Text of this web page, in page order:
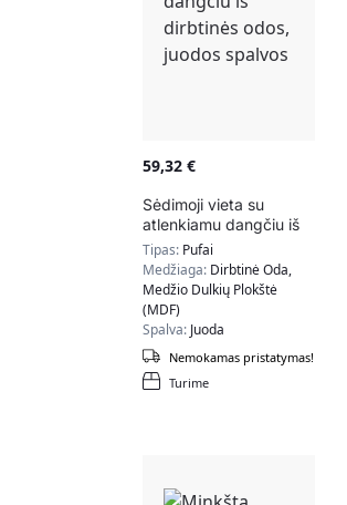
59,32 €
Sėdimoji vieta su
atlenkiamu dangčiu iš
dirbtinės odos, juodos
spalvos
Tipas: Pufai
Medžiaga: Dirbtinė Oda,
Medžio Dulkių Plokštė
(MDF)
Spalva: Juoda
Turime
Nemokamas pristatymas!